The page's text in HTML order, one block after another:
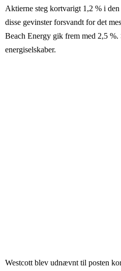
Aktierne steg kortvarigt 1,2 % i
disse gevinster forsvandt for det
Beach Energy gik frem med 2,5
energiselskaber.
Westcott blev udnævnt til posten